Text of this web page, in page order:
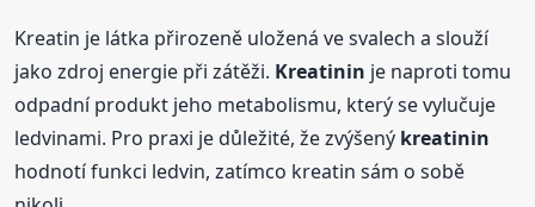
Kreatin je látka přirozeně uložená ve svalech a slouží
jako zdroj energie při zátěži. Kreatinin je naproti tomu
odpadní produkt jeho metabolismu, který se vylučuje
ledvinami. Pro praxi je důležité, že zvýšený kreatinin
hodnotí funkci ledvin, zatímco kreatin sám o sobě